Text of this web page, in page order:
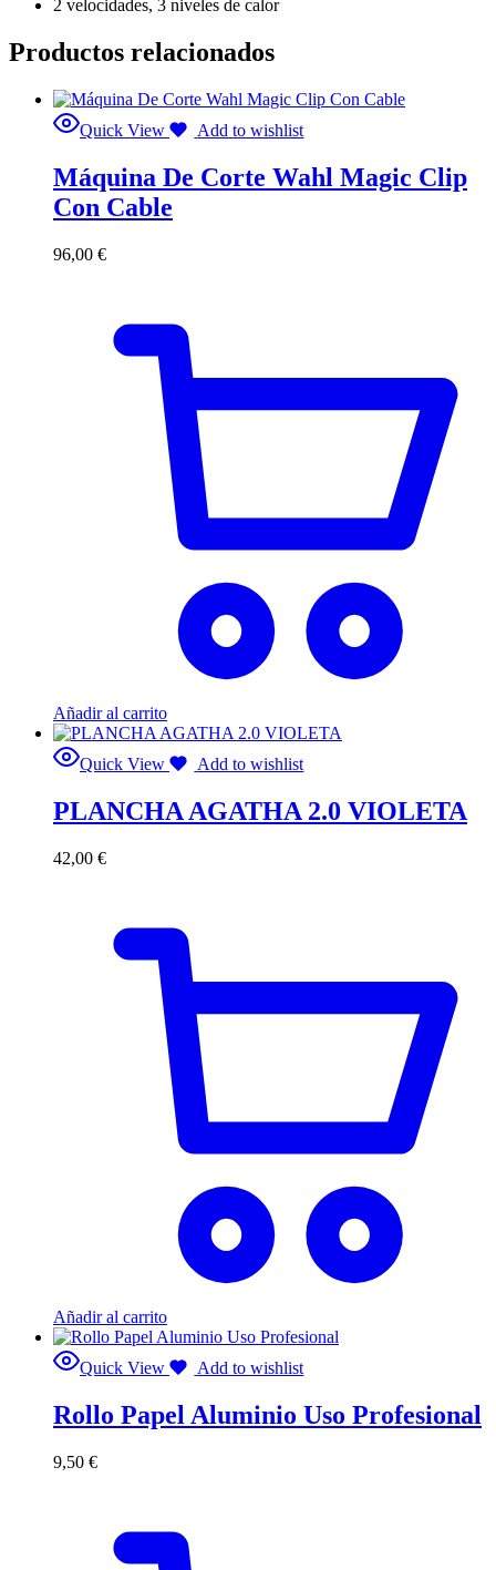
2 velocidades, 3 niveles de calor
Productos relacionados
Quick View Add to wishlist
Máquina De Corte Wahl Magic Clip
Con Cable
96,00 €
Añadir al carrito
Quick View Add to wishlist
PLANCHA AGATHA 2.0 VIOLETA
42,00 €
Añadir al carrito
Quick View Add to wishlist
Rollo Papel Aluminio Uso Profesional
9,50 €